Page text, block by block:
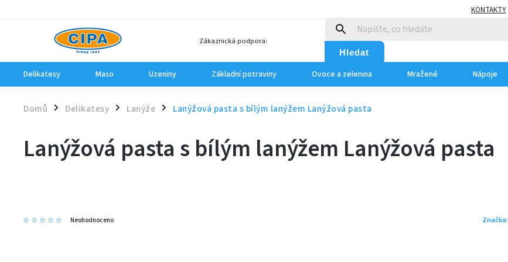
KONTAKTY
Zákaznická podpora:
Hledat
Delikatesy Maso Uzeniny Základní potraviny Ovoce a zelenina Mražené Nápoje
Domů / Delikatesy / Lanýže / Lanýžová pasta s bílým lanýžem Lanýžová pasta
Lanýžová pasta s bílým lanýžem Lanýžová pasta
Neohodnoceno Značka: